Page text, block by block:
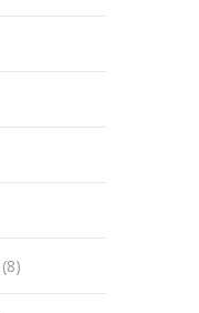
(8)